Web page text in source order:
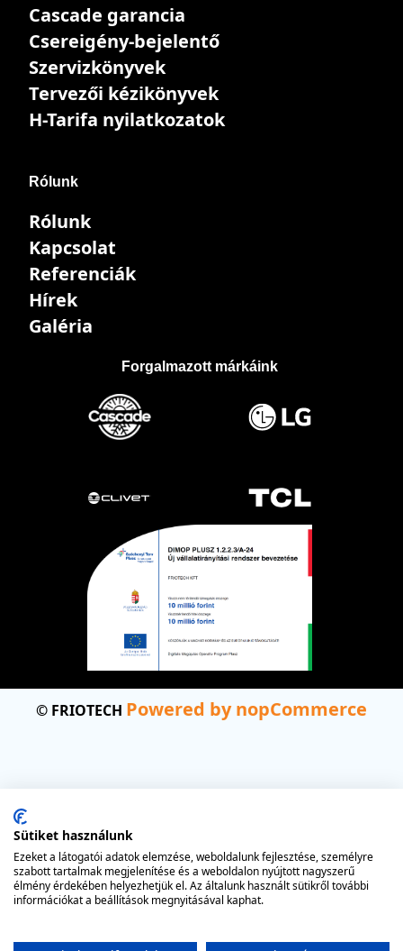
Cascade garancia
Csereigény-bejelentő
Szervizkönyvek
Tervezői kézikönyvek
H-Tarifa nyilatkozatok
Rólunk
Rólunk
Kapcsolat
Referenciák
Hírek
Galéria
Forgalmazott márkáink
© FRIOTECH Powered by nopCommerce
Sütiket használunk
Ezeket a látogatói adatok elemzése, weboldalunk fejlesztése, személyre
szabott tartalmak megjelenítése és a weboldalon nyújtott nagyszerű
élmény érdekében helyezhetjük el. Az általunk használt sütikről további
információkat a beállítások megnyitásával kaphat.